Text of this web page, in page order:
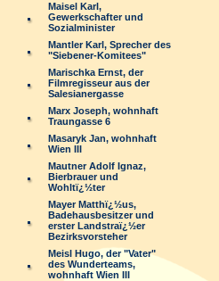
Maisel Karl,
Gewerkschafter und
Sozialminister
Mantler Karl, Sprecher des
"Siebener-Komitees"
Marischka Ernst, der
Filmregisseur aus der
Salesianergasse
Marx Joseph, wohnhaft
Traungasse 6
Masaryk Jan, wohnhaft
Wien III
Mautner Adolf Ignaz,
Bierbrauer und
Wohltï¿½ter
Mayer Matthï¿½us,
Badehausbesitzer und
erster Landstraï¿½er
Bezirksvorsteher
Meisl Hugo, der "Vater"
des Wunderteams,
wohnhaft Wien III